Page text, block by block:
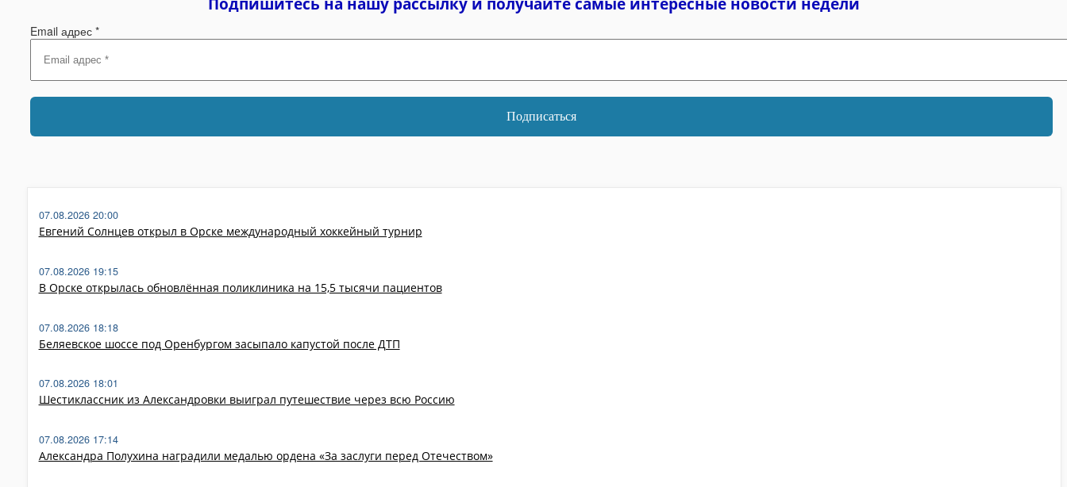
Подпишитесь на нашу рассылку и получайте самые интересные новости недели
Email адрес *
Евгений Солнцев открыл в Орске международный хоккейный турнир
07.08.2026 20:00
В Орске открылась обновлённая поликлиника на 15,5 тысячи пациентов
07.08.2026 19:15
Беляевское шоссе под Оренбургом засыпало капустой после ДТП
07.08.2026 18:18
Шестиклассник из Александровки выиграл путешествие через всю Россию
07.08.2026 18:01
Александра Полухина наградили медалью ордена «За заслуги перед Отечеством»
07.08.2026 17:14